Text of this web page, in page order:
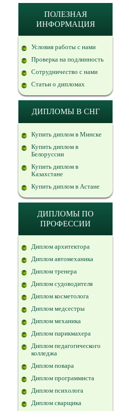
ПОЛЕЗНАЯ
ИНФОРМАЦИЯ
Условия работы с нами
Проверка на подлинность
Сотрудничество с нами
Статьи о дипломах
ДИПЛОМЫ В СНГ
Купить диплом в Минске
Купить диплом в
Белоруссии
Купить диплом в
Казахстане
Купить диплом в Астане
ДИПЛОМЫ ПО
ПРОФЕССИИ
Диплом архитектора
Диплом автомеханика
Диплом тренера
Диплом судоводителя
Диплом косметолога
Диплом медсестры
Диплом механика
Диплом парикмахера
Диплом педагогического
колледжа
Диплом повара
Диплом программиста
Диплом психолога
Диплом сварщика